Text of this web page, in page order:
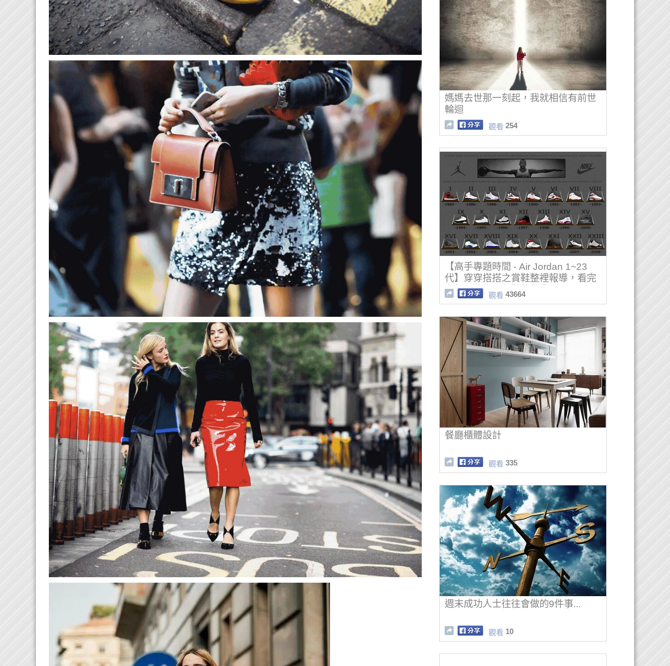
媽媽去世那一刻起，我就相信有前世
輪迴
觀看 254
【高手專題時間 - Air Jordan 1~23
代】穿穿搭搭之賞鞋整裡報導，看完
有想要收集全部鞋款的衝動！
觀看 43664
餐廳櫃體設計
觀看 335
週末成功人士往往會做的9件事...
觀看 10